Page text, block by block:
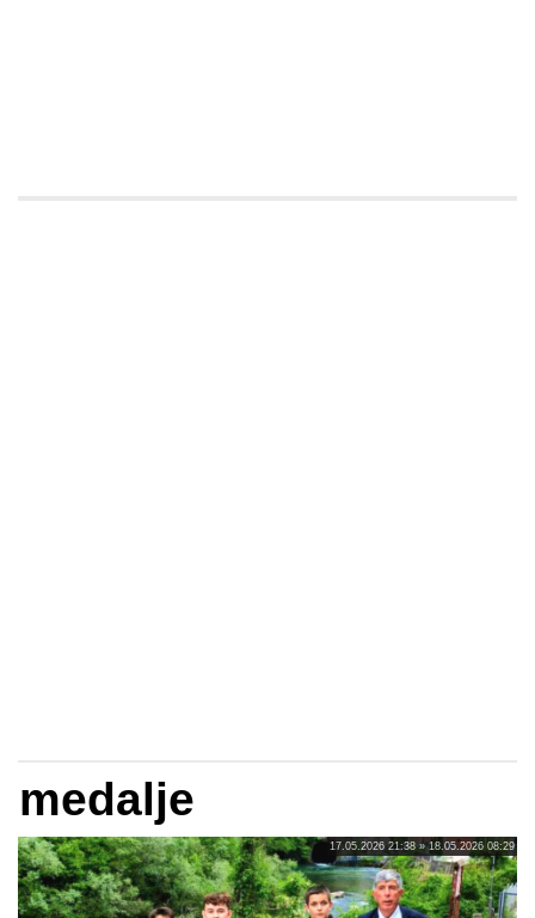
medalje
17.05.2026 21:38 » 18.05.2026 08:29